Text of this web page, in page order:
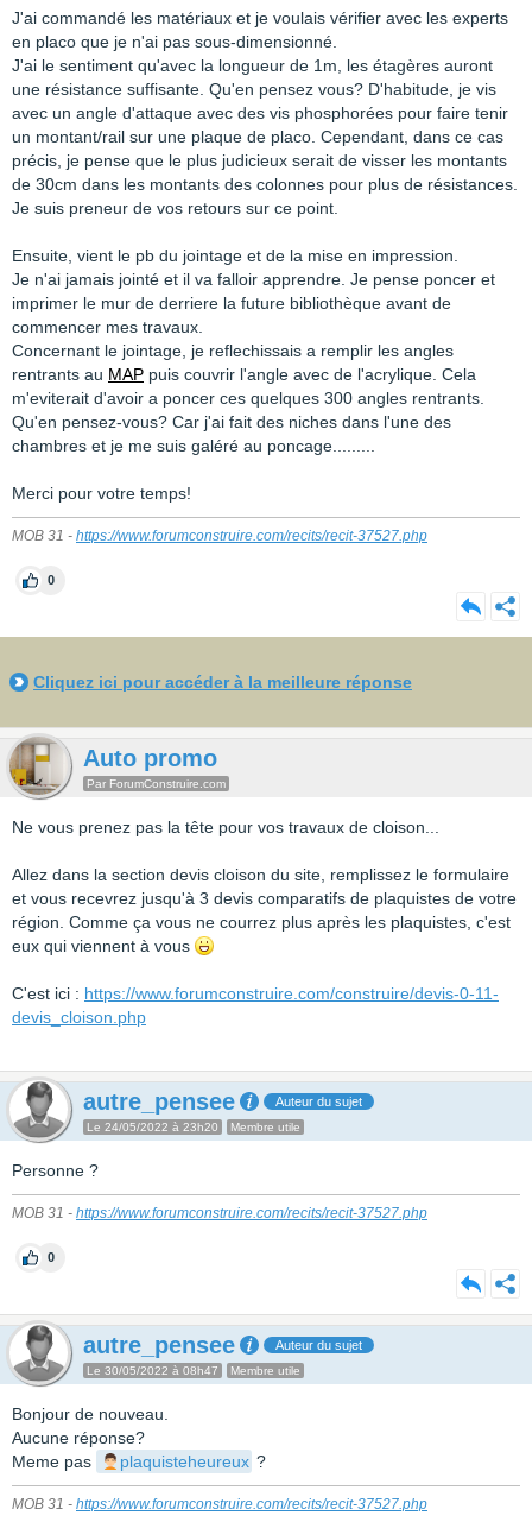
J'ai commandé les matériaux et je voulais vérifier avec les experts
en placo que je n'ai pas sous-dimensionné.
J'ai le sentiment qu'avec la longueur de 1m, les étagères auront
une résistance suffisante. Qu'en pensez vous? D'habitude, je vis
avec un angle d'attaque avec des vis phosphorées pour faire tenir
un montant/rail sur une plaque de placo. Cependant, dans ce cas
précis, je pense que le plus judicieux serait de visser les montants
de 30cm dans les montants des colonnes pour plus de résistances.
Je suis preneur de vos retours sur ce point.
Ensuite, vient le pb du jointage et de la mise en impression.
Je n'ai jamais jointé et il va falloir apprendre. Je pense poncer et
imprimer le mur de derriere la future bibliothèque avant de
commencer mes travaux.
Concernant le jointage, je reflechissais a remplir les angles
rentrants au MAP puis couvrir l'angle avec de l'acrylique. Cela
m'eviterait d'avoir a poncer ces quelques 300 angles rentrants.
Qu'en pensez-vous? Car j'ai fait des niches dans l'une des
chambres et je me suis galéré au poncage.........
Merci pour votre temps!
MOB 31 - https://www.forumconstruire.com/recits/recit-37527.php
0
Cliquez ici pour accéder à la meilleure réponse
Auto promo
Par ForumConstruire.com
Ne vous prenez pas la tête pour vos travaux de cloison...
Allez dans la section devis cloison du site, remplissez le formulaire
et vous recevrez jusqu'à 3 devis comparatifs de plaquistes de votre
région. Comme ça vous ne courrez plus après les plaquistes, c'est
eux qui viennent à vous
C'est ici : https://www.forumconstruire.com/construire/devis-0-11-
devis_cloison.php
autre_pensee Auteur du sujet
Le 24/05/2022 à 23h20 Membre utile
Personne ?
MOB 31 - https://www.forumconstruire.com/recits/recit-37527.php
0
autre_pensee Auteur du sujet
Le 30/05/2022 à 08h47 Membre utile
Bonjour de nouveau.
Aucune réponse?
Meme pas
plaquisteheureux ?
MOB 31 - https://www.forumconstruire.com/recits/recit-37527.php